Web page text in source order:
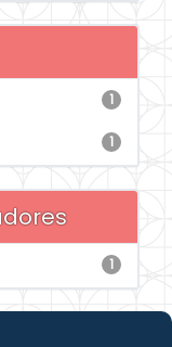
1
1
1